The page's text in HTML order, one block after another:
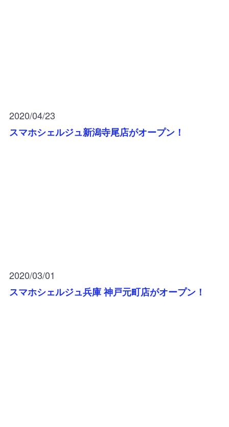
2020/04/23
スマホシェルジュ新潟寺尾店がオープン！
2020/03/01
スマホシェルジュ兵庫 神戸元町店がオープン！